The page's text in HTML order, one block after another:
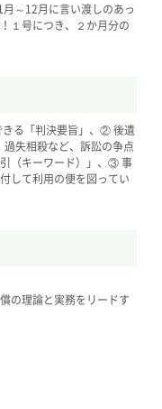
～12月に言い渡しのあっ
１号につき、２か月分の
る「判決要旨」、② 後遺
失相殺など、訴訟の争点
（キーワード）」、③ 事
して利用の便を図ってい
の理論と実務をリードす